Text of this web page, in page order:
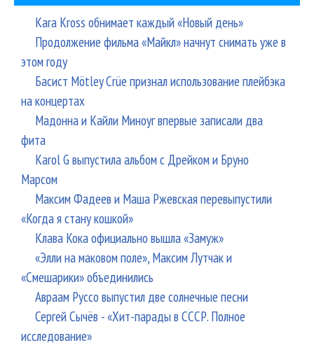
Kara Kross обнимает каждый «Новый день»
Продолжение фильма «Майкл» начнут снимать уже в
этом году
Басист Mötley Crüe признал использование плейбэка
на концертах
Мадонна и Кайли Миноуг впервые записали два
фита
Karol G выпустила альбом с Дрейком и Бруно
Марсом
Максим Фадеев и Маша Ржевская перевыпустили
«Когда я стану кошкой»
Клава Кока официально вышла «Замуж»
«Элли на маковом поле», Максим Лутчак и
«Смешарики» объединились
Авраам Руссо выпустил две солнечные песни
Сергей Сычёв - «Хит-парады в СССР. Полное
исследование»